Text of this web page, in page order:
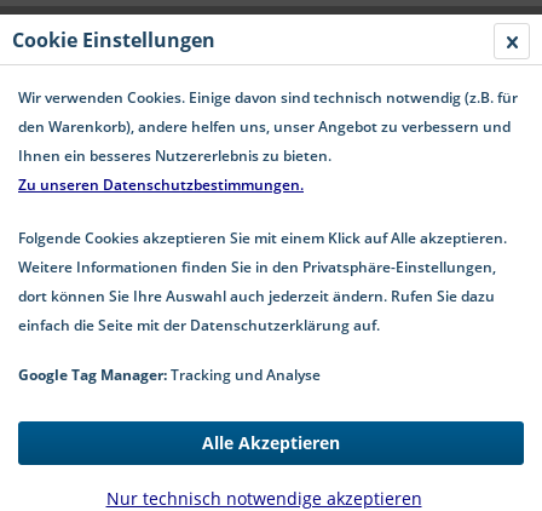
Produktfilter
SCHNORR Sperrzahnscheiben Federstahl blank
Cookie Einstellungen
Wir verwenden Cookies. Einige davon sind technisch notwendig (z.B. für
den Warenkorb), andere helfen uns, unser Angebot zu verbessern und
Ihnen ein besseres Nutzererlebnis zu bieten.
Zu unseren Datenschutzbestimmungen.
Folgende Cookies akzeptieren Sie mit einem Klick auf Alle akzeptieren.
Weitere Informationen finden Sie in den Privatsphäre-Einstellungen,
dort können Sie Ihre Auswahl auch jederzeit ändern. Rufen Sie dazu
einfach die Seite mit der Datenschutzerklärung auf.
Google Tag Manager:Tracking und Analyse
Nur technisch notwendige akzeptieren
Alle Akzeptieren